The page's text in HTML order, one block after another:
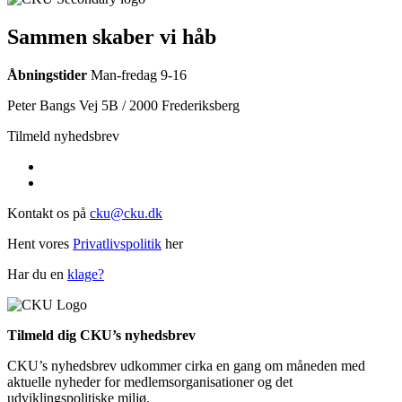
Sammen skaber vi håb
Åbningstider Man-fredag 9-16
Peter Bangs Vej 5B / 2000 Frederiksberg
Tilmeld nyhedsbrev
Kontakt os på cku@cku.dk
Hent vores Privatlivspolitik her
Har du en klage?
Tilmeld dig CKU’s nyhedsbrev
CKU’s nyhedsbrev udkommer cirka en gang om måneden med
aktuelle nyheder for medlemsorganisationer og det
udviklingspolitiske miljø.